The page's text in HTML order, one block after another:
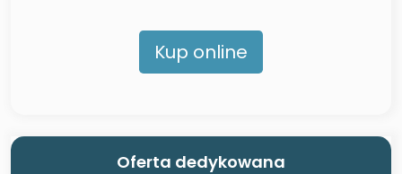
Kup online
Oferta dedykowana